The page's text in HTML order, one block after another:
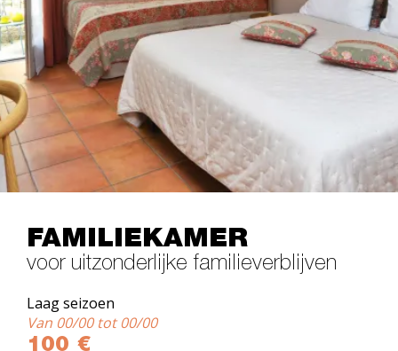
FAMILIEKAMER
voor uitzonderlijke familieverblijven
Laag seizoen
Van 00/00 tot 00/00
100 €